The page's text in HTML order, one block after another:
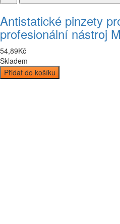
Antistatické pinzety
profesionální nástroj
54,89Kč
Skladem
Přidat do košíku